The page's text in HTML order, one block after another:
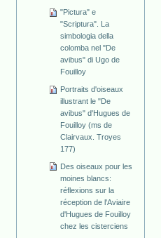
"Pictura" e
"Scriptura". La
simbologia della
colomba nel "De
avibus" di Ugo de
Fouilloy
Portraits d'oiseaux
illustrant le "De
avibus" d'Hugues de
Fouilloy (ms de
Clairvaux. Troyes
177)
Des oiseaux pour les
moines blancs:
réflexions sur la
réception de l'Aviaire
d'Hugues de Fouilloy
chez les cisterciens